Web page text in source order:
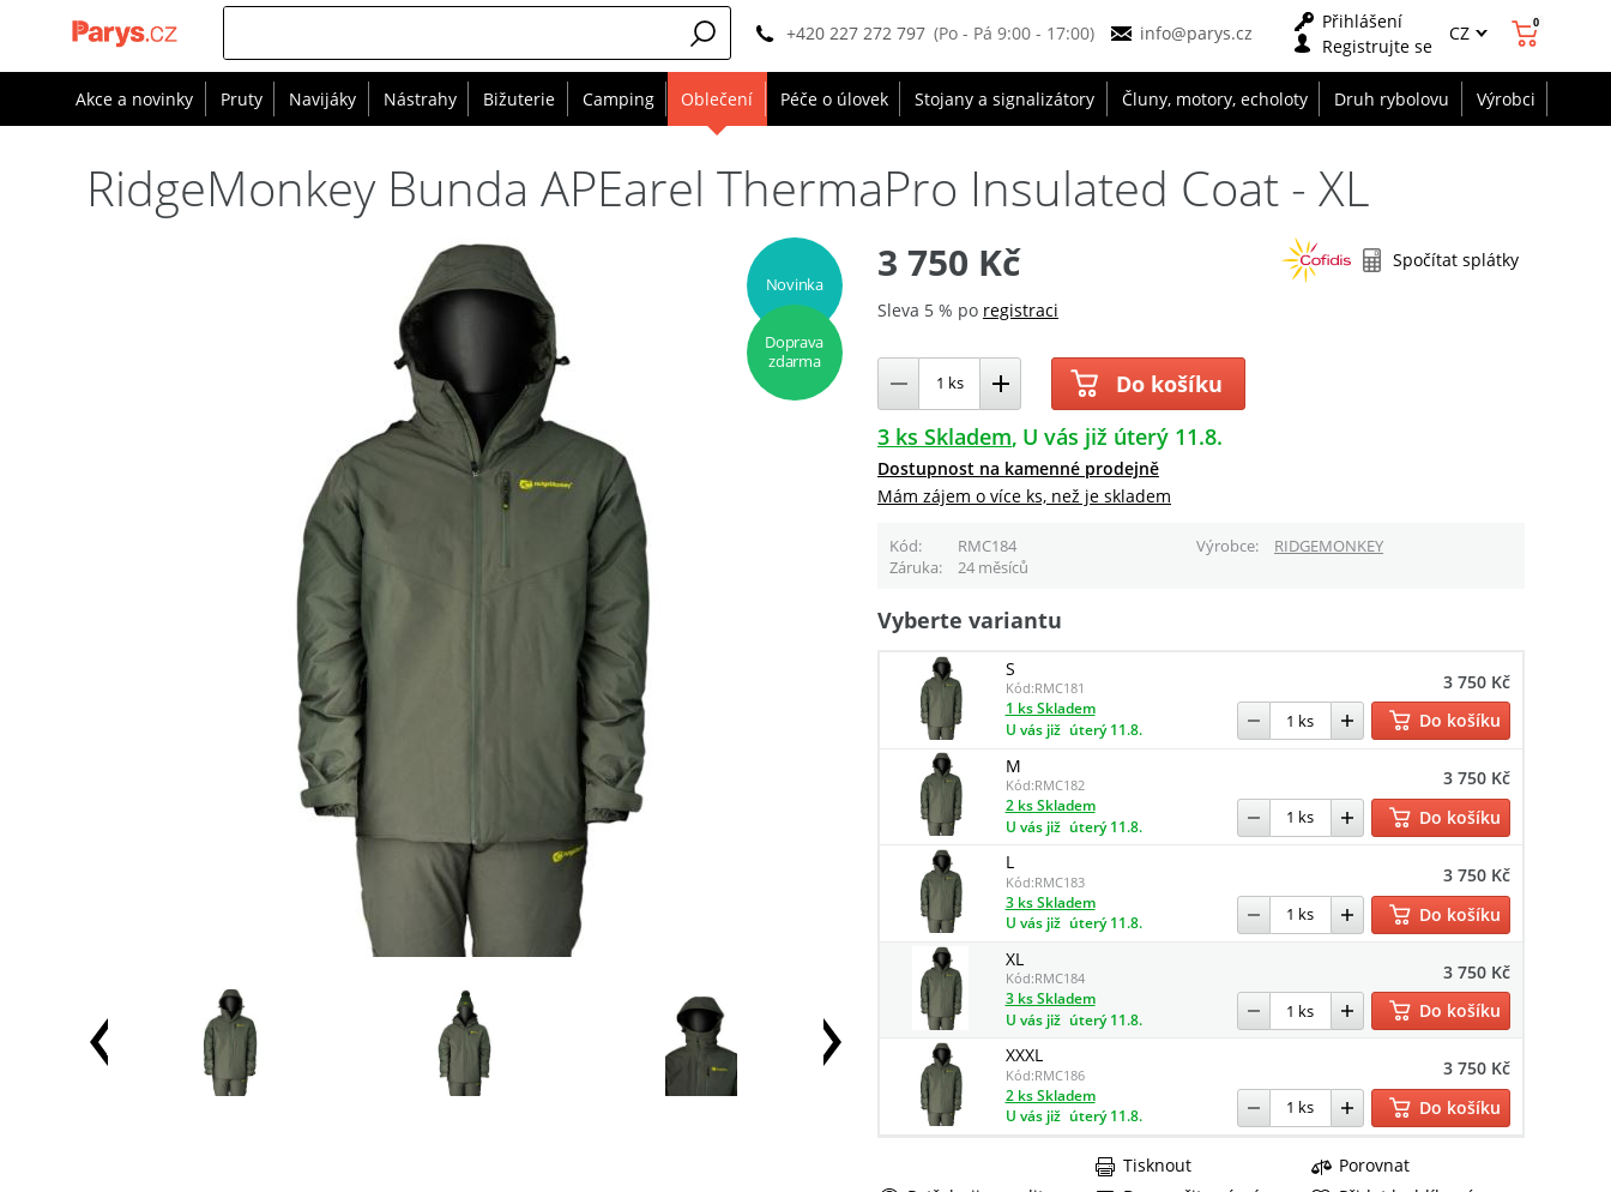
+420 227 272 797 (Po - Pá 9:00 - 17:00) info@parys.cz
Přihlášení
Registrujte se
CZ 0
Akce a novinky Pruty Navijáky Nástrahy Bižuterie Camping Oblečení Péče o úlovek Stojany a signalizátory Čluny, motory, echoloty Druh rybolovu Výrobci
RidgeMonkey Bunda APEarel ThermaPro Insulated Coat - XL
Novinka
Doprava
zdarma
3 750 Kč Spočítat splátky
Sleva 5 % po registraci
Do košíku
3 ks Skladem U vás již úterý 11.8.
Dostupnost na kamenné prodejně
Mám zájem o více ks, než je skladem
Kód RMC184 Výrobce
RIDGEMONKEY
Záruka
24 měsíců
Vyberte variantu
S
Kód:RMC181 3 750 Kč
1 ks Skladem
U vás již úterý 11.8.
Do košíku
M
Kód:RMC182 3 750 Kč
2 ks Skladem
U vás již úterý 11.8.
Do košíku
L
Kód:RMC183 3 750 Kč
3 ks Skladem
U vás již úterý 11.8.
Do košíku
XL
Kód:RMC184 3 750 Kč
3 ks Skladem
U vás již úterý 11.8.
Do košíku
XXXL
Kód:RMC186 3 750 Kč
2 ks Skladem
U vás již úterý 11.8. Do košíku
Porovnat
Tisknout